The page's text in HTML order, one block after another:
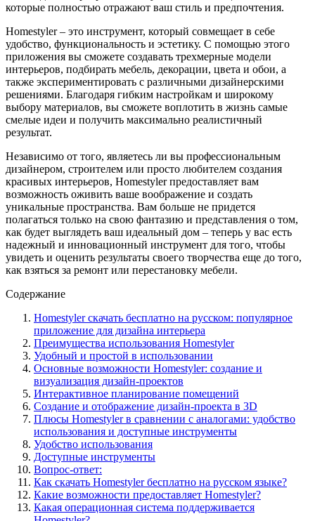
которые полностью отражают ваш стиль и предпочтения.
Homestyler – это инструмент, который совмещает в себе
удобство, функциональность и эстетику. С помощью этого
приложения вы сможете создавать трехмерные модели
интерьеров, подбирать мебель, декорации, цвета и обои, а
также экспериментировать с различными дизайнерскими
решениями. Благодаря гибким настройкам и широкому
выбору материалов, вы сможете воплотить в жизнь самые
смелые идеи и получить максимально реалистичный
результат.
Независимо от того, являетесь ли вы профессиональным
дизайнером, строителем или просто любителем создания
красивых интерьеров, Homestyler предоставляет вам
возможность оживить ваше воображение и создать
уникальные пространства. Вам больше не придется
полагаться только на свою фантазию и представления о том,
как будет выглядеть ваш идеальный дом – теперь у вас есть
надежный и инновационный инструмент для того, чтобы
увидеть и оценить результаты своего творчества еще до того,
как взяться за ремонт или перестановку мебели.
Содержание
Homestyler скачать бесплатно на русском: популярное
приложение для дизайна интерьера
Преимущества использования Homestyler
Удобный и простой в использовании
Основные возможности Homestyler: создание и
визуализация дизайн-проектов
Интерактивное планирование помещений
Создание и отображение дизайн-проекта в 3D
Плюсы Homestyler в сравнении с аналогами: удобство
использования и доступные инструменты
Удобство использования
Доступные инструменты
Вопрос-ответ:
Как скачать Homestyler бесплатно на русском языке?
Какие возможности предоставляет Homestyler?
Какая операционная система поддерживается